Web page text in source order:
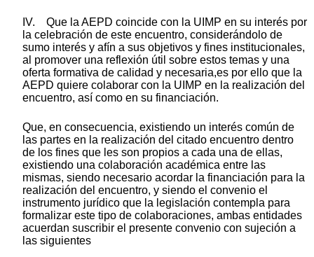
IV. Que la AEPD coincide con la UIMP en su interés por
la celebración de este encuentro, considerándolo de
sumo interés y afín a sus objetivos y fines institucionales,
al promover una reflexión útil sobre estos temas y una
oferta formativa de calidad y necesaria,es por ello que la
AEPD quiere colaborar con la UIMP en la realización del
encuentro, así como en su financiación.
Que, en consecuencia, existiendo un interés común de
las partes en la realización del citado encuentro dentro
de los fines que les son propios a cada una de ellas,
existiendo una colaboración académica entre las
mismas, siendo necesario acordar la financiación para la
realización del encuentro, y siendo el convenio el
instrumento jurídico que la legislación contempla para
formalizar este tipo de colaboraciones, ambas entidades
acuerdan suscribir el presente convenio con sujeción a
las siguientes